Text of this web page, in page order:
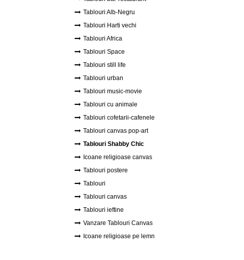
Tablouri Alb-Negru
Tablouri Harti vechi
Tablouri Africa
Tablouri Space
Tablouri still life
Tablouri urban
Tablouri music-movie
Tablouri cu animale
Tablouri cofetarii-cafenele
Tablouri canvas pop-art
Tablouri Shabby Chic
Icoane religioase canvas
Tablouri postere
Tablouri
Tablouri canvas
Tablouri ieftine
Vanzare Tablouri Canvas
Icoane religioase pe lemn